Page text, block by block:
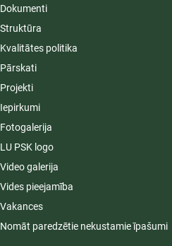
Dokumenti
Struktūra
Kvalitātes politika
Pārskati
Projekti
Iepirkumi
Fotogalerija
LU PSK logo
Video galerija
Vides pieejamība
Vakances
Nomāt paredzētie nekustamie īpašumi